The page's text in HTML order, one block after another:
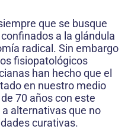
que se busque
a la glándula
radical. Sin embargo
fisiopatológicos
han hecho que el
en nuestro medio
70 años con este
alternativas que no
curativas.